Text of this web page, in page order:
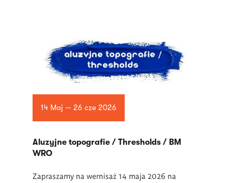
14 Maj — 26 cze 2026
Aluzyjne topografie / Thresholds / BM
WRO
Zapraszamy na wernisaż 14 maja 2026 na